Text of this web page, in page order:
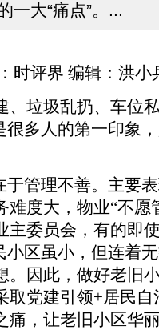
一大“痛点”。...
评界 编辑：洪小
垃圾乱扔、车位
很多人的第一印象
管理不善。主要表
难度大，物业“不愿
主委员会，有的即
小区虽小，但连着
。因此，做好老旧
取党建引领+居民
痛，让老旧小区华